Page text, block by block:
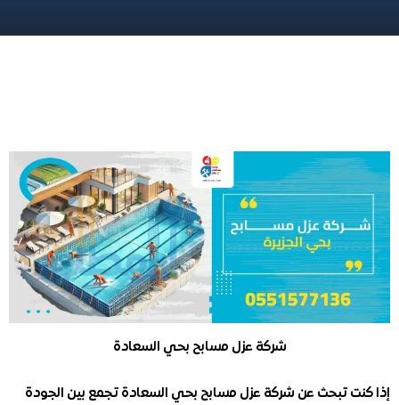
شركة عزل مسابح بحي السعادة
تبحث عن شركة عزل مسابح بحي السعادة تجمع بين الجودة